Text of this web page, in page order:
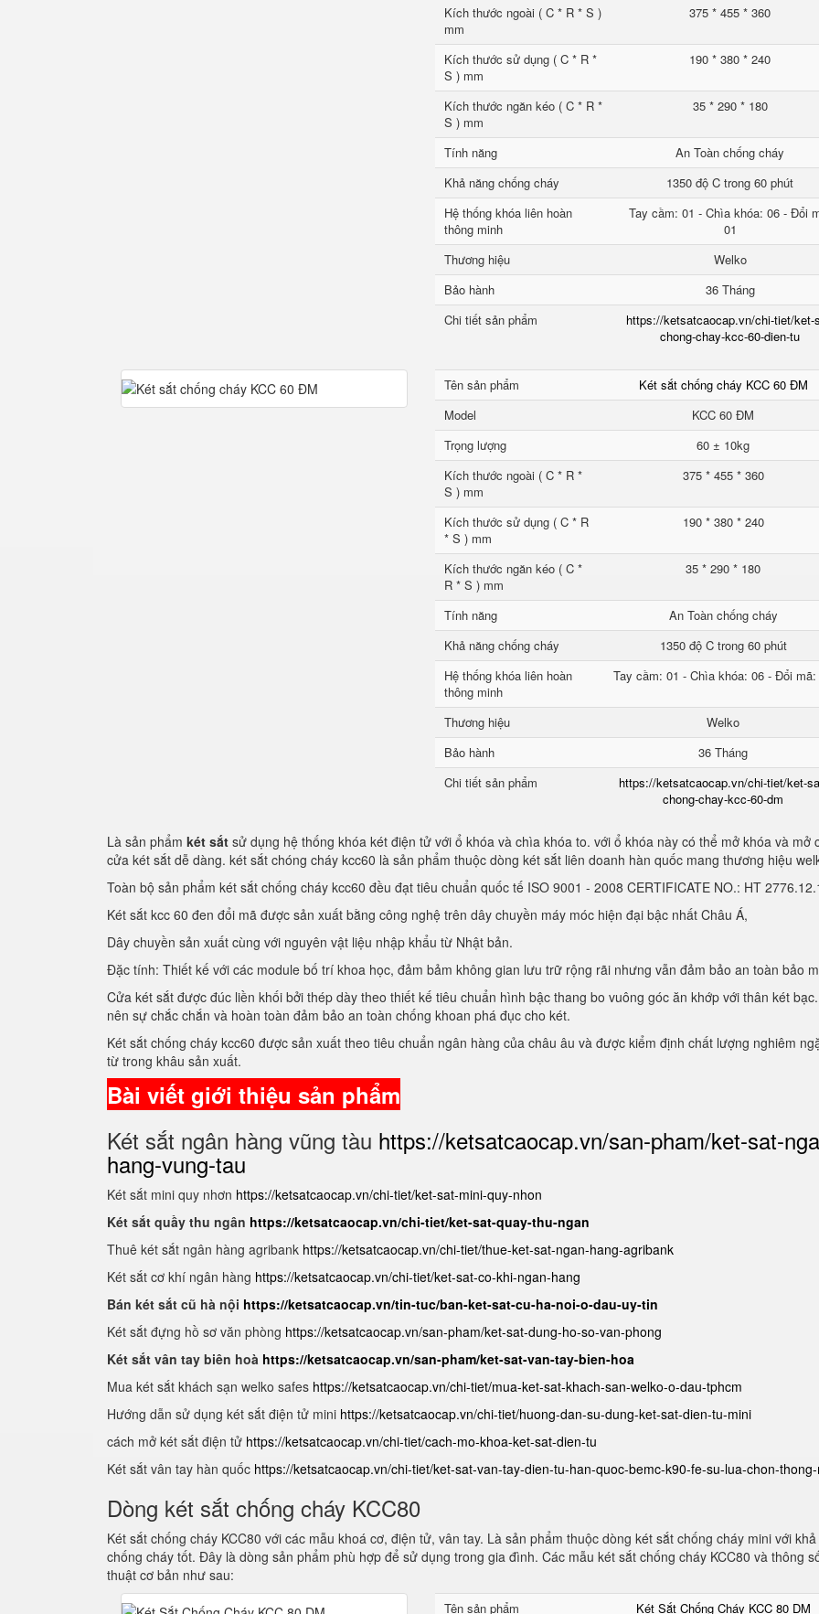
Kích thước ngoài ( C * R * S )
mm
375 * 455 * 360
Kích thước sử dụng ( C * R *
S ) mm
190 * 380 * 240
Kích thước ngăn kéo ( C * R *
S ) mm
35 * 290 * 180
Tính năng
An Toàn chống cháy
Khả năng chống cháy
1350 độ C trong 60 phút
Hệ thống khóa liên hoàn
thông minh
Tay cầm: 01 - Chìa khóa: 06 - Đổi
01
Thương hiệu
Welko
Bảo hành
36 Tháng
Chi tiết sản phẩm
https://ketsatcaocap.vn/chi-tiet/ket-
chong-chay-kcc-60-dien-tu
Tên sản phẩm
Két sắt chống cháy KCC 60 ĐM
Model
KCC 60 ĐM
Trọng lượng
60 ± 10kg
Kích thước ngoài ( C * R *
S ) mm
375 * 455 * 360
Kích thước sử dụng ( C * R
* S ) mm
190 * 380 * 240
Kích thước ngăn kéo ( C *
R * S ) mm
35 * 290 * 180
Tính năng
An Toàn chống cháy
Khả năng chống cháy
1350 độ C trong 60 phút
Hệ thống khóa liên hoàn
thông minh
Tay cầm: 01 - Chìa khóa: 06 - Đổi mã:
Thương hiệu
Welko
Bảo hành
36 Tháng
Chi tiết sản phẩm
https://ketsatcaocap.vn/chi-tiet/ket-
chong-chay-kcc-60-dm
Là sản phẩm két sắt sử dụng hệ thống khóa két điện tử với ổ khóa và chìa khóa to. với ổ khóa này có thể mở khóa và mở
cửa két sắt dễ dàng. két sắt chóng cháy kcc60 là sản phẩm thuộc dòng két sắt liên doanh hàn quốc mang thương hiệu
Toàn bộ sản phẩm két sắt chống cháy kcc60 đều đạt tiêu chuẩn quốc tế ISO 9001 - 2008 CERTIFICATE NO.: HT
Két sắt kcc 60 đen đổi mã được sản xuất bằng công nghệ trên dây chuyền máy móc hiện đại bậc nhất Châu Á,
Dây chuyền sản xuất cùng với nguyên vật liệu nhập khẩu từ Nhật bản.
Đặc tính: Thiết kế với các module bố trí khoa học, đảm bảm không gian lưu trữ rộng rãi nhưng vẫn đảm bảo an toàn bảo
Cửa két sắt được đúc liền khối bởi thép dày theo thiết kế tiêu chuẩn hình bậc thang bo vuông góc ăn khớp với thân két
nên sự chắc chắn và hoàn toàn đảm bảo an toàn chống khoan phá đục cho két.
Két sắt chống cháy kcc60 được sản xuất theo tiêu chuẩn ngân hàng của châu âu và được kiểm định chất lượng nghiêm
từ trong khâu sản xuất.
Bài viết giới thiệu sản phẩm
Két sắt ngân hàng vũng tàu https://ketsatcaocap.vn/san-pham/ket-sat-
hang-vung-tau
Két sắt mini quy nhơn https://ketsatcaocap.vn/chi-tiet/ket-sat-mini-quy-nhon
Két sắt quầy thu ngân https://ketsatcaocap.vn/chi-tiet/ket-sat-quay-thu-ngan
Thuê két sắt ngân hàng agribank https://ketsatcaocap.vn/chi-tiet/thue-ket-sat-ngan-hang-agribank
Két sắt cơ khí ngân hàng https://ketsatcaocap.vn/chi-tiet/ket-sat-co-khi-ngan-hang
Bán két sắt cũ hà nội https://ketsatcaocap.vn/tin-tuc/ban-ket-sat-cu-ha-noi-o-dau-uy-tin
Két sắt đựng hồ sơ văn phòng https://ketsatcaocap.vn/san-pham/ket-sat-dung-ho-so-van-phong
Két sắt vân tay biên hoà https://ketsatcaocap.vn/san-pham/ket-sat-van-tay-bien-hoa
Mua két sắt khách sạn welko safes https://ketsatcaocap.vn/chi-tiet/mua-ket-sat-khach-san-welko-o-dau-tphcm
Hướng dẫn sử dụng két sắt điện tử mini https://ketsatcaocap.vn/chi-tiet/huong-dan-su-dung-ket-sat-dien-tu-mini
cách mở két sắt điện tử https://ketsatcaocap.vn/chi-tiet/cach-mo-khoa-ket-sat-dien-tu
Két sắt vân tay hàn quốc https://ketsatcaocap.vn/chi-tiet/ket-sat-van-tay-dien-tu-han-quoc-bemc-k90-fe-su-lua-chon-
Dòng két sắt chống cháy KCC80
Két sắt chống cháy KCC80 với các mẫu khoá cơ, điện tử, vân tay. Là sản phẩm thuộc dòng két sắt chống cháy mini với
chống cháy tốt. Đây là dòng sản phẩm phù hợp để sử dụng trong gia đình. Các mẫu két sắt chống cháy KCC80 và thông
thuật cơ bản như sau:
Tên sản phẩm Két Sắt Chống Cháy KCC 80 DM